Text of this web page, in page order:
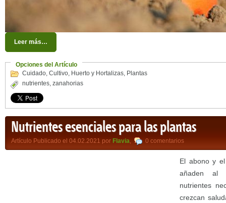
Leer más…
Opciones del Artículo
Cuidado, Cultivo, Huerto y Hortalizas, Plantas
nutrientes, zanahorias
Nutrientes esenciales para las plantas
Artículo Publicado el 04.02.2021 por Flavia, 0 comentarios
El abono y
añaden al
nutrientes
crezcan